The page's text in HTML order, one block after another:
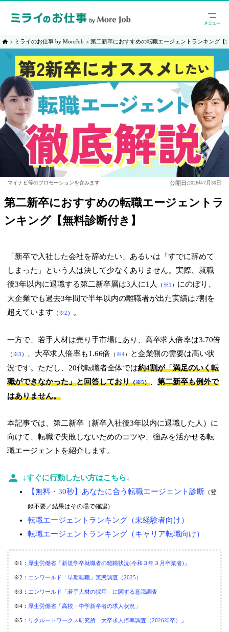
ミライのお仕事 by MoreJob 第二新卒におすすめの転職エージェントランキング【
マイナビ等のプロモーションを含みます 公開日:2026年7月30日
第二新卒におすすめの転職エージェントラ
ンキング【無料診断付き】
「新卒で入社した会社を辞めたい」あるいは「すでに辞めて
しまった」という人は決して少なくありません。実際、就職
後3年以内に退職する第二新卒層は3人に1人
（※1 ） にのぼり、
大企業でも過去3年間で半年以内の離職者が出た実績は7割を
超えています （※2） 。
一方で、若手人材は売り手市場にあり、高卒求人倍率は3.70倍
（※3） 、大卒求人倍率も1.66倍 （※4）
と企業側の需要は高い状
況です。ただし、20代転職者全体では約4割が「満足のいく転
職ができなかった」と回答しており（※5） 、第二新卒も例外で
はありません。
本記事では、第二新卒（新卒入社後3年以内に退職した人）に
向けて、転職で失敗しないためのコツや、強みを活かせる転
職エージェントを紹介します。
↓すぐに行動したい方はこちら↓
【無料・30秒】あなたに合う転職エージェント診断 （登
録不要／結果はその場で確認）
転職エージェントランキング（未経験者向け）
転職エージェントランキング（キャリア転職向け）
※1： 厚生労働省「新規学卒就職者の離職状況(令和３年３月卒業者)」
※2： エンワールド「早期離職」実態調査（2025）
※3： エンワールド「若手人材の採用」に関する意識調査
※4： 厚生労働省「高校・中学新卒者の求人状況」
※5： リクルートワークス研究所「大卒求人倍率調査（2026年卒）」